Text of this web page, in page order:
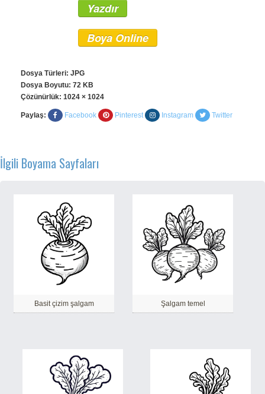
Yazdır
Boya Online
Dosya Türleri: JPG
Dosya Boyutu: 72 KB
Çözünürlük: 1024 × 1024
Paylaş: Facebook Pinterest Instagram Twitter
İlgili Boyama Sayfaları
Basit çizim şalgam Şalgam temel